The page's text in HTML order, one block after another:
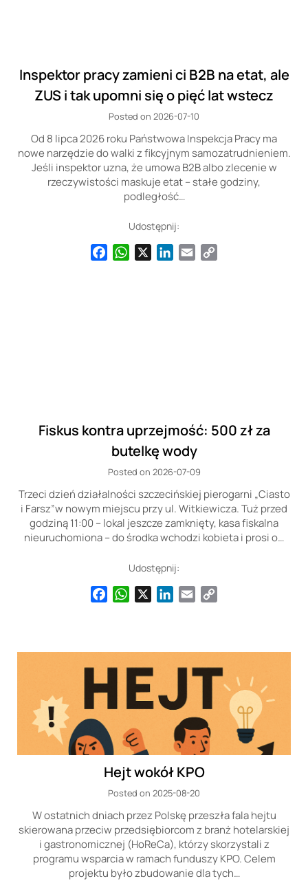
Inspektor pracy zamieni ci B2B na etat, ale
ZUS i tak upomni się o pięć lat wstecz
Posted on 2026-07-10
Od 8 lipca 2026 roku Państwowa Inspekcja Pracy ma
nowe narzędzie do walki z fikcyjnym samozatrudnieniem.
Jeśli inspektor uzna, że umowa B2B albo zlecenie w
rzeczywistości maskuje etat – stałe godziny,
podległość…
Udostępnij:
FacebookWhatsAppLinkedIn
Email
Fiskus kontra uprzejmość: 500 zł za
butelkę wody
Posted on 2026-07-09
Trzeci dzień działalności szczecińskiej pierogarni „Ciasto
i Farsz”w nowym miejscu przy ul. Witkiewicza. Tuż przed
godziną 11:00 – lokal jeszcze zamknięty, kasa fiskalna
nieuruchomiona – do środka wchodzi kobieta i prosi o…
Udostępnij:
FacebookWhatsAppLinkedIn
Email
Hejt wokół KPO
Posted on 2025-08-20
W ostatnich dniach przez Polskę przeszła fala hejtu
skierowana przeciw przedsiębiorcom z branż hotelarskiej
i gastronomicznej (HoReCa), którzy skorzystali z
programu wsparcia w ramach funduszy KPO. Celem
projektu było zbudowanie dla tych…